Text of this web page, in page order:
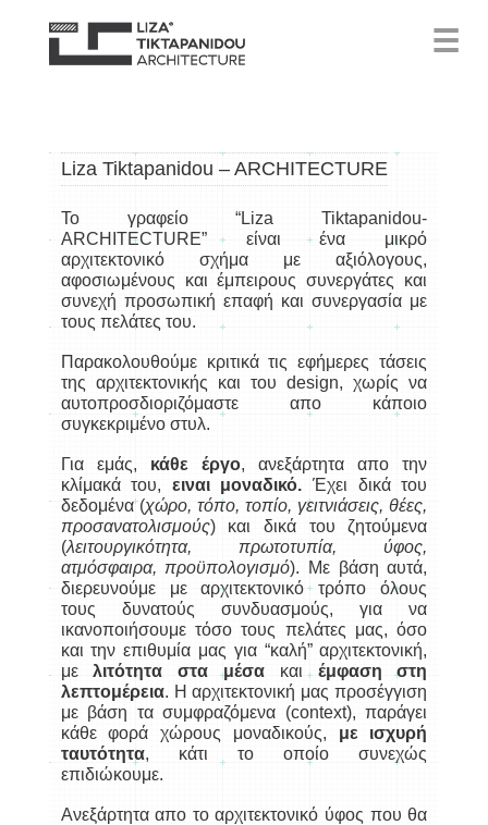
☰
Liza Tiktapanidou – ARCHITECTURE
Το γραφείο “Liza Tiktapanidou-
ARCHITECTURE” είναι ένα μικρό
αρχιτεκτονικό σχήμα με αξιόλογους,
αφοσιωμένους και έμπειρους συνεργάτες και
συνεχή προσωπική επαφή και συνεργασία με
τους πελάτες του.
Παρακολουθούμε κριτικά τις εφήμερες τάσεις
της αρχιτεκτονικής και του design, χωρίς να
αυτοπροσδιοριζόμαστε απο κάποιο
συγκεκριμένο στυλ.
Για εμάς, κάθε έργο, ανεξάρτητα απο την
κλίμακά του, ειναι μοναδικό.Έχει δικά του
δεδομένα (χώρο, τόπο, τοπίο, γειτνιάσεις, θέες,
προσανατολισμούς) και δικά του ζητούμενα
(λειτουργικότητα, πρωτοτυπία, ύφος,
ατμόσφαιρα, προϋπολογισμό). Με βάση αυτά,
διερευνούμε με αρχιτεκτονικό τρόπο όλους
τους δυνατούς συνδυασμούς, για να
ικανοποιήσουμε τόσο τους πελάτες μας, όσο
και την επιθυμία μας για “καλή” αρχιτεκτονική,
μελιτότητα στα μέσα και έμφαση στη
λεπτομέρεια. Η αρχιτεκτονική μας προσέγγιση
με βάση τα συμφραζόμενα (context), παράγει
κάθε φορά χώρους μοναδικούς, με ισχυρή
ταυτότητα, κάτι το οποίο συνεχώς
επιδιώκουμε.
Ανεξάρτητα απο το αρχιτεκτονικό ύφος που θα